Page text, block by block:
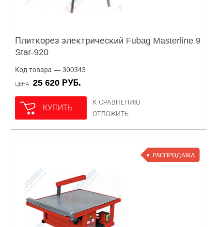
Плиткорез электрический Fubag Masterline 9
Star-920
Код товара — 300343
ЦЕНА 25 620 РУБ.
КУПИТЬ
К СРАВНЕНИЮ
ОТЛОЖИТЬ
РАСПРОДАЖА